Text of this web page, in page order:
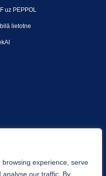
experience, serve
analyse our traffic. By
uz PEPPOL
lietotne